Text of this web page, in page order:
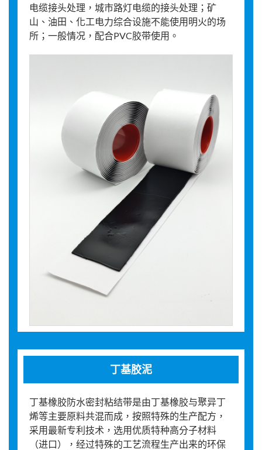
电缆接头处理，城市路灯电缆的接头处理；矿
山、油田、化工电力综合设施不能使用明火的场
所；一般情况，配合PVC胶带使用。
丁基胶泥
丁基橡胶防水密封粘结带是由丁基橡胶与聚异丁
烯等主要原料共混而成，按照特殊的生产配方，
采用最新专利技术，选用优质特种高分子材料
（进口），经过特殊的工艺流程生产出来的环保